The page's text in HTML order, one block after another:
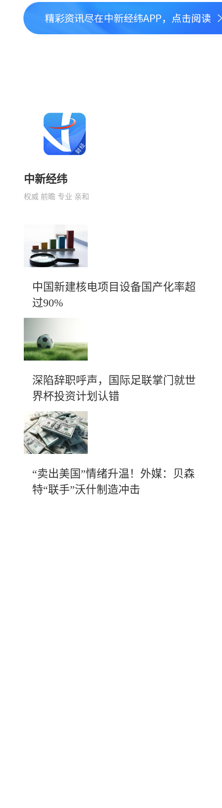
中新经纬
权威 前瞻 专业 亲和
中国新建核电项目设备国产化率超
过90%
深陷辞职呼声，国际足联掌门就世
界杯投资计划认错
“卖出美国”情绪升温！外媒：贝森
特“联手”沃什制造冲击